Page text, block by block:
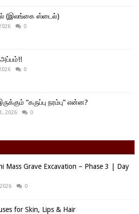
(இலங்கை ஸ்டைல்)
0
அப்பம்!!
0
“கருப்பு நரம்பு” என்ன?
2026 0
Mass Grave Excavation – Phase 3 | Day
0
for Skin, Lips & Hair